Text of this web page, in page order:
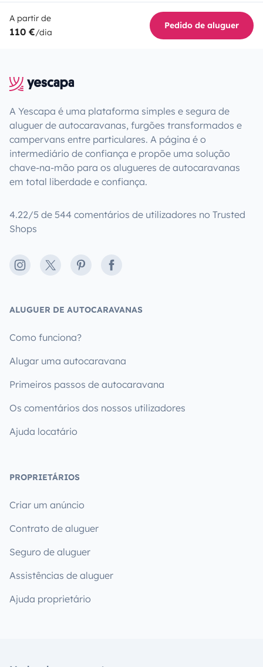
A partir de
110 €/dia
Pedido de aluguer
A Yescapa é uma plataforma simples e segura de
aluguer de autocaravanas, furgões transformados e
campervans entre particulares. A página é o
intermediário de confiança e propõe uma solução
chave-na-mão para os alugueres de autocaravanas
em total liberdade e confiança.
4.22/5 de 544 comentários de utilizadores no Trusted
Shops
Instagram
X PinterestFacebook
ALUGUER DE AUTOCARAVANAS
Como funciona?
Alugar uma autocaravana
Primeiros passos de autocaravana
Os comentários dos nossos utilizadores
Ajuda locatário
PROPRIETÁRIOS
Criar um anúncio
Contrato de aluguer
Seguro de aluguer
Assistências de aluguer
Ajuda proprietário